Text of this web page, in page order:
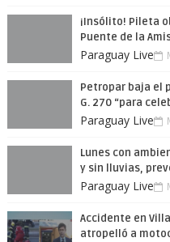
¡Insólito! Pileta
Puente de la
Paraguay Live
Petropar baja el
G. 270 “para
Paraguay Live
Lunes con
y sin lluvias,
Paraguay Live
Accidente en
atropelló a